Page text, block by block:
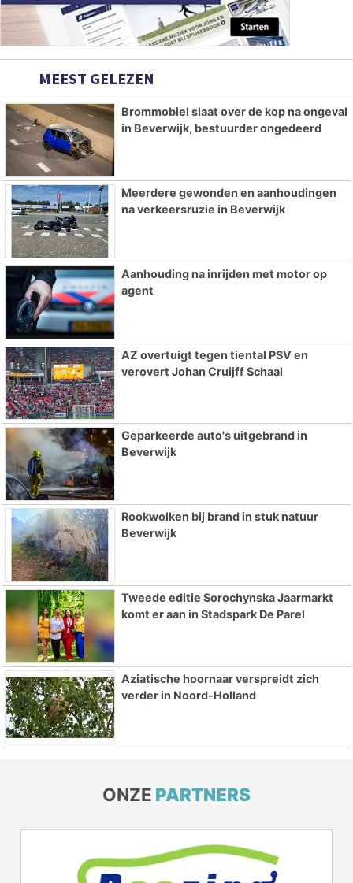
MEEST GELEZEN
Brommobiel slaat over de kop na ongeval
in Beverwijk, bestuurder ongedeerd
Meerdere gewonden en aanhoudingen
na verkeersruzie in Beverwijk
Aanhouding na inrijden met motor op
agent
AZ overtuigt tegen tiental PSV en
verovert Johan Cruijff Schaal
Geparkeerde auto's uitgebrand in
Beverwijk
Rookwolken bij brand in stuk natuur
Beverwijk
Tweede editie Sorochynska Jaarmarkt
komt er aan in Stadspark De Parel
Aziatische hoornaar verspreidt zich
verder in Noord-Holland
ONZE PARTNERS